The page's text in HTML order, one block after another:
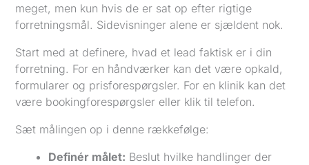
meget, men kun hvis de er sat op efter rigtige
forretningsmål. Sidevisninger alene er sjældent nok.
Start med at definere, hvad et lead faktisk er i din
forretning. For en håndværker kan det være opkald,
formularer og prisforespørgsler. For en klinik kan det
være bookingforespørgsler eller klik til telefon.
Sæt målingen op i denne rækkefølge:
Definér målet: Beslut hvilke handlinger der